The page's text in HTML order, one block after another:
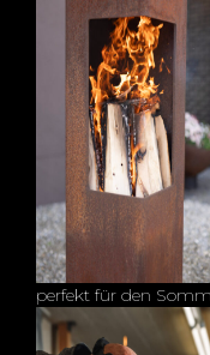
perfekt für den